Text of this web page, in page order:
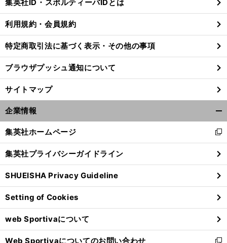
る
集英社ID・スポルティーバIDとは
利用規約・会員規約
特定商取引法に基づく表示・その他の事項
ブラウザプッシュ通知について
サイトマップ
企業情報
閉
る
集英社ホームページ
新
し
い
ウ
ィ
ン
ド
ウ
で
開
く
集英社プライバシーガイドライン
SHUEISHA Privacy Guideline
Setting of Cookies
web Sportivaについて
Web Sportivaについてのお問い合わせ